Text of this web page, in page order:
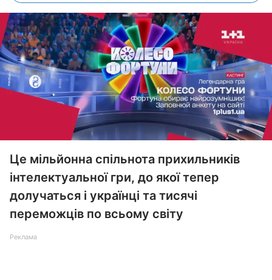
Це мільйонна спільнота прихильників
інтелектуальної гри, до якої тепер
долучаться і українці та тисячі
переможців по всьому світу
Реклама